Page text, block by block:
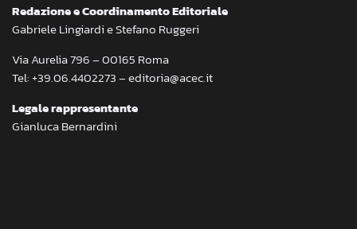
Redazione e Coordinamento Editoriale
Gabriele Lingiardi e Stefano Ruggeri
Via Aurelia 796 – 00165 Roma
Tel: +39.06.4402273 – editoria@acec.it
Legale rappresentante
Gianluca Bernardini